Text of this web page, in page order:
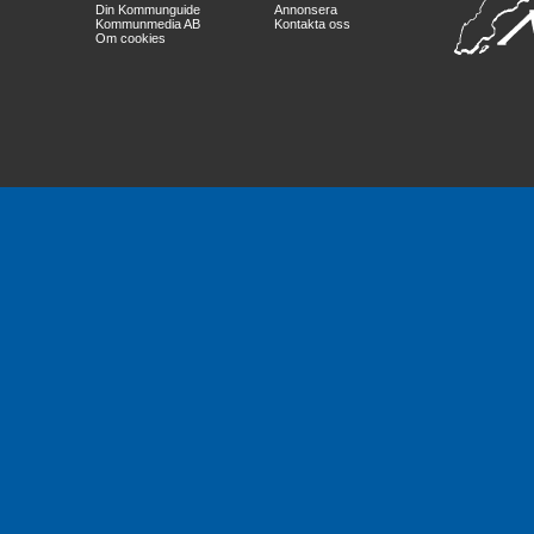
Din Kommunguide
Kommunmedia AB
Om cookies
Annonsera
Kontakta oss